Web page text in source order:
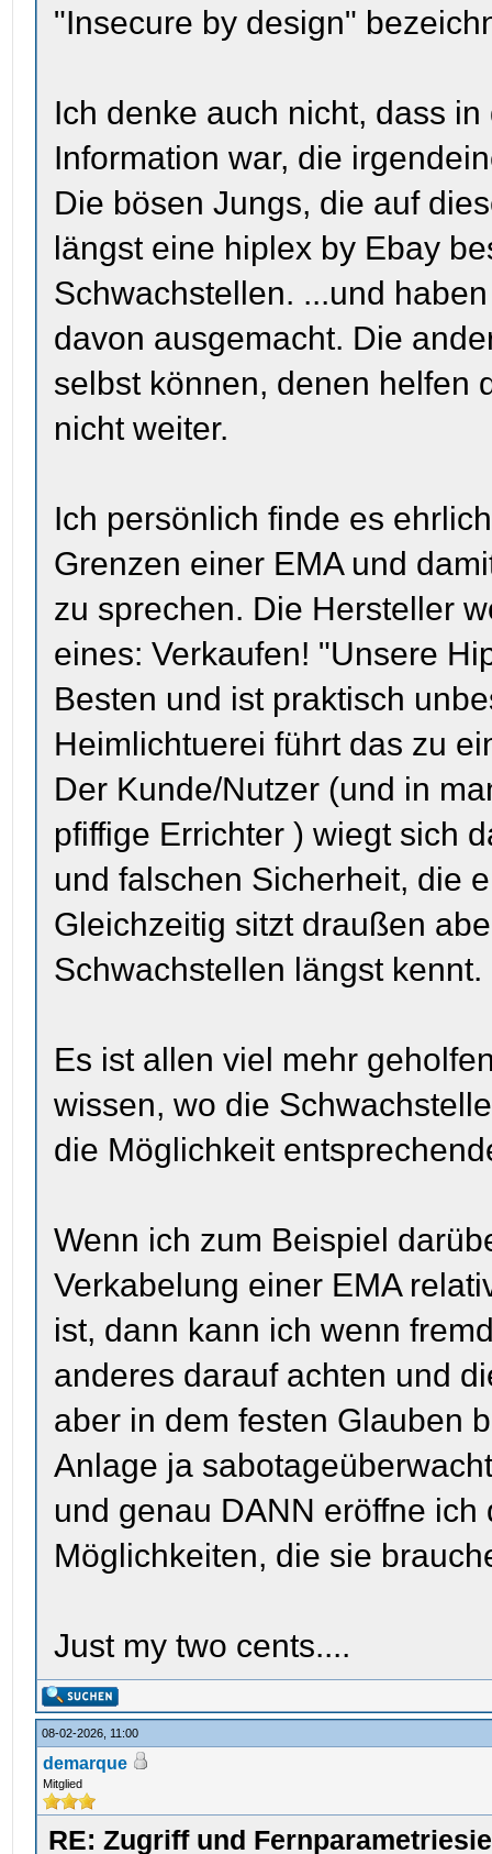
"Insecure by design"
Ich denke auch nicht, dass
Information war, die
Die bösen Jungs, die auf
längst eine hiplex by Ebay
Schwachstellen. ...und
davon ausgemacht. Die
selbst können, denen helfen
nicht weiter.
Ich persönlich finde es
Grenzen einer EMA und
zu sprechen. Die Hersteller
eines: Verkaufen! "Unsere
Besten und ist praktisch
Heimlichtuerei führt das zu
Der Kunde/Nutzer (und in
pfiffige Errichter ) wiegt sich
und falschen Sicherheit, die
Gleichzeitig sitzt draußen
Schwachstellen längst kennt.
Es ist allen viel mehr
wissen, wo die
die Möglichkeit
Wenn ich zum Beispiel
Verkabelung einer EMA
ist, dann kann ich wenn
anderes darauf achten und
aber in dem festen Glauben
Anlage ja
und genau DANN eröffne
Möglichkeiten, die sie
Just my two cents....
08-02-2026, 11:00
demarque
Mitglied
RE: Zugriff und